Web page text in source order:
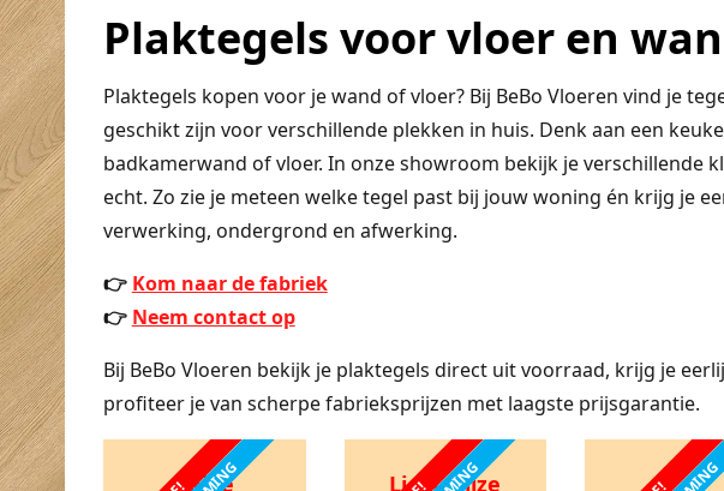
Plaktegels voor vloer en
Plaktegels kopen voor je wand of vloer? Bij BeBo Vloeren vind je
geschikt zijn voor verschillende plekken in huis. Denk aan een
badkamerwand of vloer. In onze showroom bekijk je verschillende
echt. Zo zie je meteen welke tegel past bij jouw woning én krijg je
verwerking, ondergrond en afwerking.
👉 Kom naar de fabriek
👉 Neem contact op
Bij BeBo Vloeren bekijk je plaktegels direct uit voorraad, krijg je
profiteer je van scherpe fabrieksprijzen met laagste prijsgarantie.
Beige
Lichtgrijze